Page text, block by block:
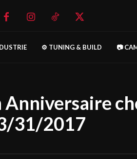
⚙️ TUNING & BUILD 📷
31/2017